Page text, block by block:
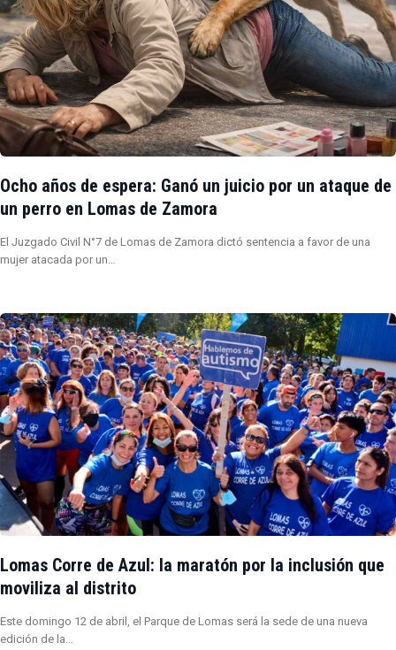
Ocho años de espera: Ganó un juicio por un ataque de
un perro en Lomas de Zamora
El Juzgado Civil N°7 de Lomas de Zamora dictó sentencia a favor de una
mujer atacada por un…
Lomas Corre de Azul: la maratón por la inclusión que
moviliza al distrito
Este domingo 12 de abril, el Parque de Lomas será la sede de una nueva
edición de la…